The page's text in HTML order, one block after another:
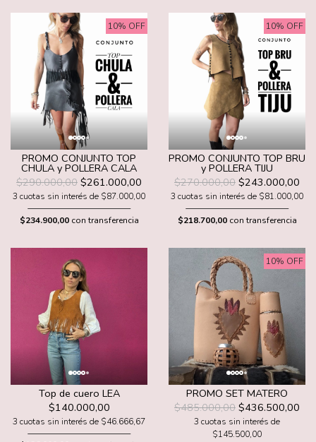
10% OFF
PROMO CONJUNTO TOP
CHULA y POLLERA CALA
$290.000,00 $261.000,00
3 cuotas sin interés de $87.000,00
$234.900,00con transferencia
10% OFF
PROMO CONJUNTO TOP BRU
y POLLERA TIJU
$270.000,00 $243.000,00
3 cuotas sin interés de $81.000,00
$218.700,00con transferencia
Top de cuero LEA
$140.000,00
3 cuotas sin interés de $46.666,67
10% OFF
PROMO SET MATERO
$485.000,00 $436.500,00
3 cuotas sin interés de
$145.500,00